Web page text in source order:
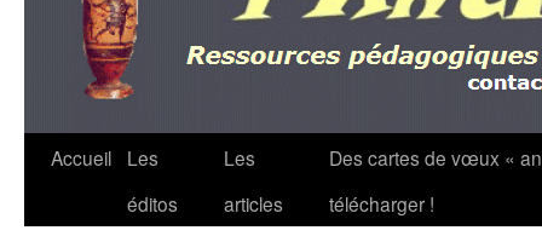
Accueil
Les
éditos
Les
articles
Des cartes de vœux «
télécharger !